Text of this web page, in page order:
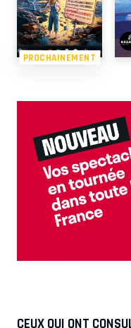
PROCHAINEMENT
CEUX QUI ONT